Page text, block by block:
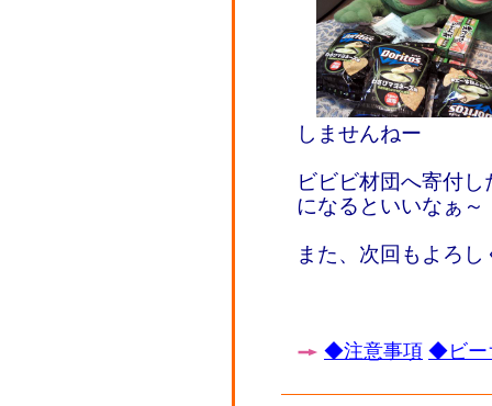
しませんねー
ビビビ材団へ寄付
になるといいなぁ～
また、次回もよろ
◆注意事項 ◆ビー